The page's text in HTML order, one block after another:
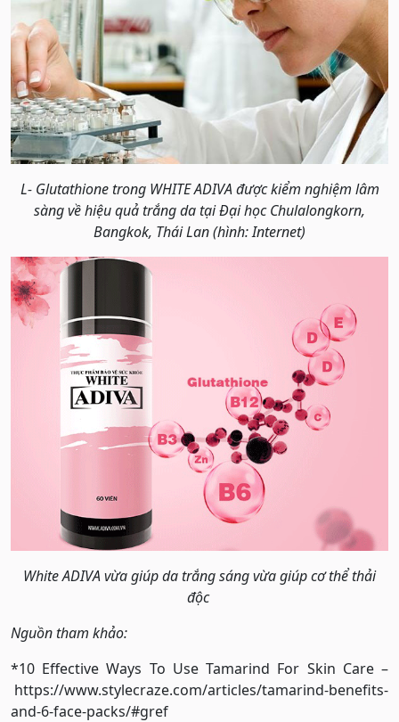
L- Glutathione trong WHITE ADIVA được kiểm nghiệm lâm
sàng về hiệu quả trắng da tại Đại học Chulalongkorn,
Bangkok, Thái Lan (hình: Internet)
White ADIVA vừa giúp da trắng sáng vừa giúp cơ thể thải
độc
Nguồn tham khảo:
*10 Effective Ways To Use Tamarind For Skin Care –
https://www.stylecraze.com/articles/tamarind-benefits-
and-6-face-packs/#gref